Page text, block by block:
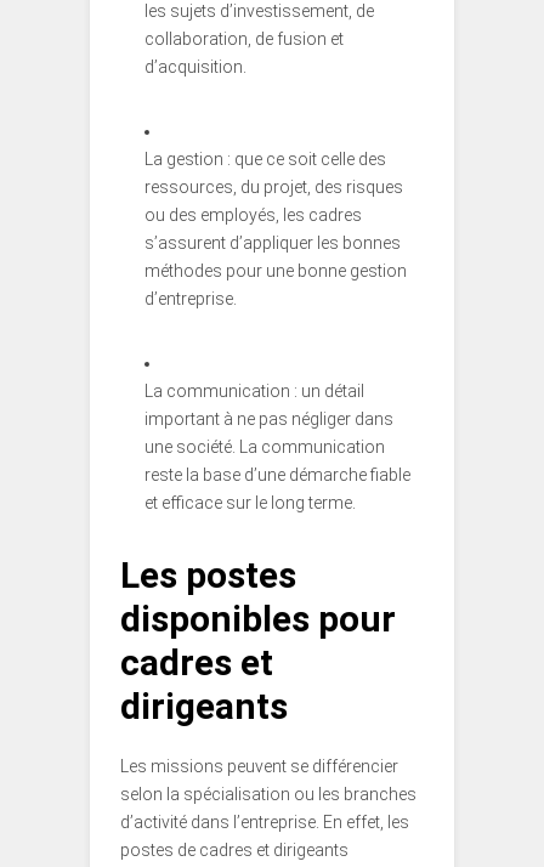
les sujets d’investissement, de
collaboration, de fusion et
d’acquisition.
La gestion : que ce soit celle des
ressources, du projet, des risques
ou des employés, les cadres
s’assurent d’appliquer les bonnes
méthodes pour une bonne gestion
d’entreprise.
La communication : un détail
important à ne pas négliger dans
une société. La communication
reste la base d’une démarche fiable
et efficace sur le long terme.
Les postes
disponibles pour
cadres et
dirigeants
Les missions peuvent se différencier
selon la spécialisation ou les branches
d’activité dans l’entreprise. En effet, les
postes de cadres et dirigeants